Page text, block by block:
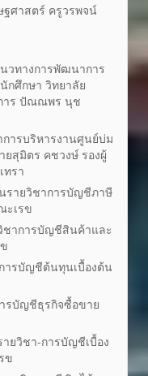
ศาสตร์ ครูวรพจน์
วทางการพัฒนาการ
กศึกษา วิทยาลัย
การ ปัณณพร นุช
ารบริหารงานศูนย์บ่ม
ยสุมิตร คชวงษ์ รองผู้
ทรา
รายวิชาการบัญชีภาษี
ะเรข
ชาการบัญชีสินค้าและ
ารบัญชีต้นทุนเบื้องต้น
รบัญชีธุรกิจซื้อขาย
ายวิชา-การบัญชีเบื้อง
ข